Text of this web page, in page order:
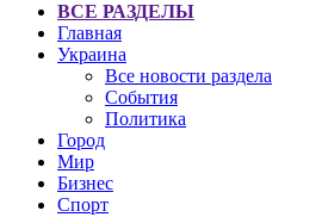
ВСЕ РАЗДЕЛЫ
Главная
Украина
Все новости раздела
События
Политика
Город
Мир
Бизнес
Спорт